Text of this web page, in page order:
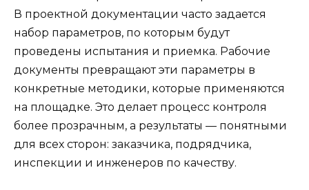
В проектной документации часто задается
набор параметров, по которым будут
проведены испытания и приемка. Рабочие
документы превращают эти параметры в
конкретные методики, которые применяются
на площадке. Это делает процесс контроля
более прозрачным, а результаты — понятными
для всех сторон: заказчика, подрядчика,
инспекции и инженеров по качеству.